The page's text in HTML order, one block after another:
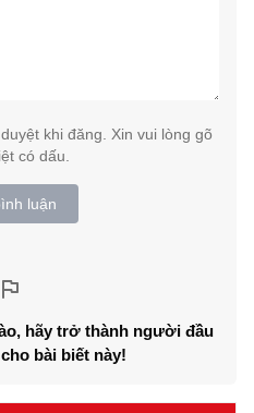
khi đăng. Xin vui lòng gõ
có dấu.
luận
hãy trở thành người đầu
bài biết này!